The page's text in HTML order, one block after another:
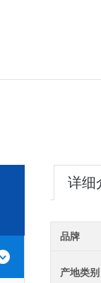
详细
品牌
产地类别